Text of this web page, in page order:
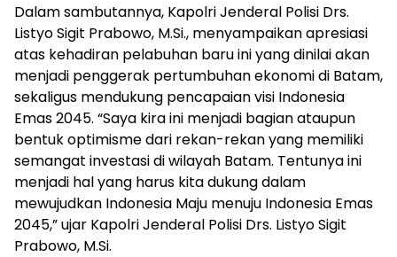
Dalam sambutannya, Kapolri Jenderal Polisi Drs.
Listyo Sigit Prabowo, M.Si., menyampaikan apresiasi
atas kehadiran pelabuhan baru ini yang dinilai akan
menjadi penggerak pertumbuhan ekonomi di Batam,
sekaligus mendukung pencapaian visi Indonesia
Emas 2045. “Saya kira ini menjadi bagian ataupun
bentuk optimisme dari rekan-rekan yang memiliki
semangat investasi di wilayah Batam. Tentunya ini
menjadi hal yang harus kita dukung dalam
mewujudkan Indonesia Maju menuju Indonesia Emas
2045,” ujar Kapolri Jenderal Polisi Drs. Listyo Sigit
Prabowo, M.Si.